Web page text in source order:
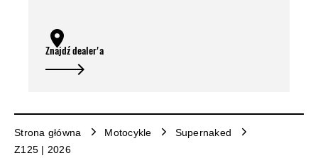
Znajdź dealer'a
Strona główna Motocykle
Supernaked
Z125 | 2026